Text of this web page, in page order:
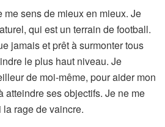
me sens de mieux en mieux. Je
qui est un terrain de football.
jamais et prêt à surmonter tous
le plus haut niveau. Je
de moi-même, pour aider mon
atteindre ses objectifs. Je ne me
la rage de vaincre.